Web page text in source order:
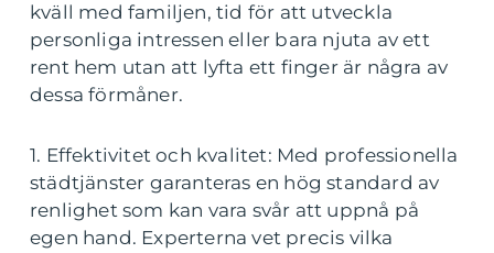
kväll med familjen, tid för att utveckla
personliga intressen eller bara njuta av ett
rent hem utan att lyfta ett finger är några av
dessa förmåner.
1. Effektivitet och kvalitet: Med professionella
städtjänster garanteras en hög standard av
renlighet som kan vara svår att uppnå på
egen hand. Experterna vet precis vilka